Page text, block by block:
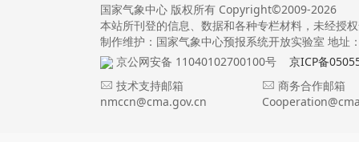
国家气象中心 版权所有 Copyright©2009-2026
本站所刊登的信息、数据和各种专栏材料，未经授
制作维护：国家气象中心预报系统开放实验室 地址
京公网安备 11040102700100号
京ICP备
技术支持邮箱
nmccn@cma.gov.cn
商务合作邮箱